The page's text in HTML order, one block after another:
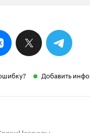
Добавить инфо